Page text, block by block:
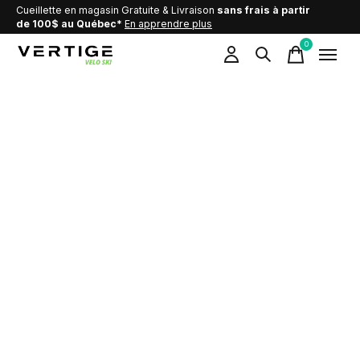
Cueillette en magasin Gratuite & Livraison sans frais à partir
de 100$ au Québec* En apprendre plus
0items